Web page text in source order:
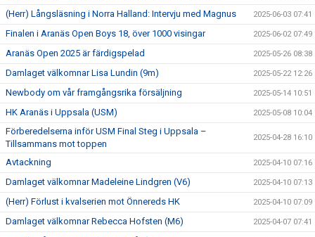
(Herr) Långsläsning i Norra Halland: Intervju med Magnus 2025-06-03 07:41
Finalen i Aranäs Open Boys 18, över 1000 visingar 2025-06-02 07:49
Aranäs Open 2025 är färdigspelad 2025-05-26 08:38
Damlaget välkomnar Lisa Lundin (9m) 2025-05-22 12:26
Newbody om vår framgångsrika försäljning 2025-05-14 10:51
HK Aranäs i Uppsala (USM) 2025-05-08 10:04
Förberedelserna inför USM Final Steg i Uppsala –
Tillsammans mot toppen
2025-04-28 16:10
Avtackning 2025-04-10 07:16
Damlaget välkomnar Madeleine Lindgren (V6) 2025-04-10 07:13
(Herr) Förlust i kvalserien mot Önnereds HK 2025-04-10 07:09
Damlaget välkomnar Rebecca Hofsten (M6) 2025-04-07 07:41